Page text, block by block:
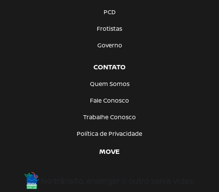
PCD
Frotistas
Governo
CONTATO
Quem Somos
Fale Conosco
Trabalhe Conosco
Política de Privacidade
MOVE